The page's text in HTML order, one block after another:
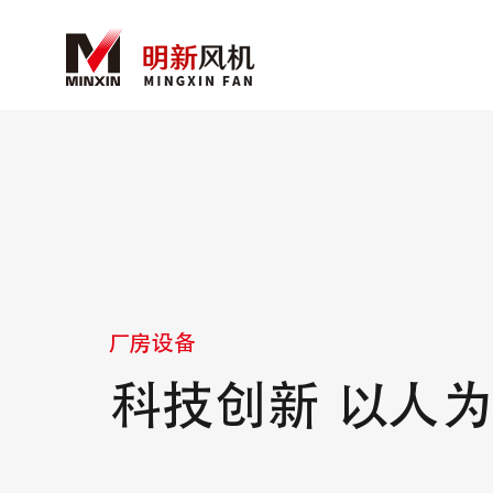
厂房设备
科技创新 以人